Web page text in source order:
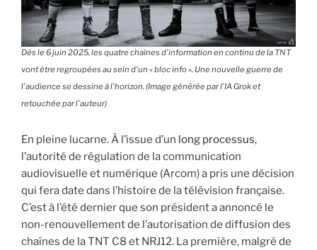
Dès le 6 juin 2025, les quatre chaînes d’information en continu de la TNT
vont être regroupées au sein d’un « bloc info ». Une nouvelle guerre de
l’audience se dessine à l’horizon. (Image générée par l’IA Grok et
retouchée par l’auteur)
En pleine lucarne. À l’issue d’un long processus,
l’autorité de régulation de la communication
audiovisuelle et numérique (Arcom) a pris une décision
qui fera date dans l’histoire de la télévision française.
C’est à l’été dernier que son président a annoncé le
non-renouvellement de l’autorisation de diffusion des
chaînes de la TNT C8 et NRJ12. La première, malgré de